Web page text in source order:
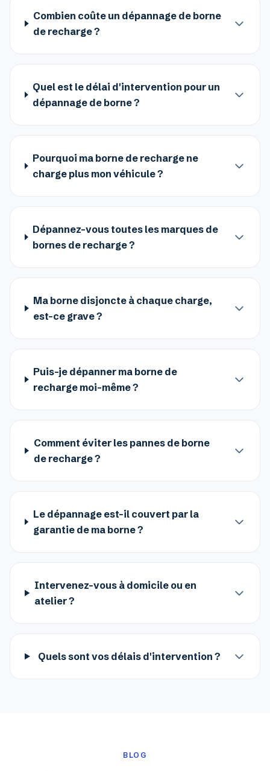
Combien coûte un dépannage de borne
de recharge ?
Quel est le délai d'intervention pour un
dépannage de borne ?
Pourquoi ma borne de recharge ne
charge plus mon véhicule ?
Dépannez-vous toutes les marques de
bornes de recharge ?
Ma borne disjoncte à chaque charge,
est-ce grave ?
Puis-je dépanner ma borne de
recharge moi-même ?
Comment éviter les pannes de borne
de recharge ?
Le dépannage est-il couvert par la
garantie de ma borne ?
Intervenez-vous à domicile ou en
atelier ?
Quels sont vos délais d'intervention ?
BLOG